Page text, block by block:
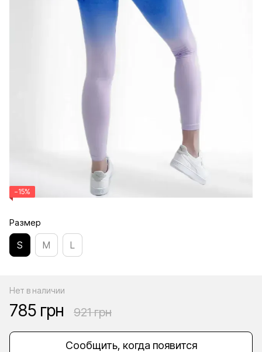
−15%
Размер
S M L
Нет в наличии
785 грн 921 грн
Сообщить, когда появится